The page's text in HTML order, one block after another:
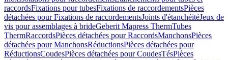
raccordsFixations pour tubesFixations de raccordementsPièces
détachées pour Fixations de raccordementsJoints d'étanchéitéJeux de
vis pour assemblages à brideGeberit Mapress ThermTubes
ThermRaccordsPièces détachées pour RaccordsManchonsPièces
détachées pour ManchonsRéductionsPièces détachées pour
RéductionsCoudesPièces détachées pour CoudesTésPièces